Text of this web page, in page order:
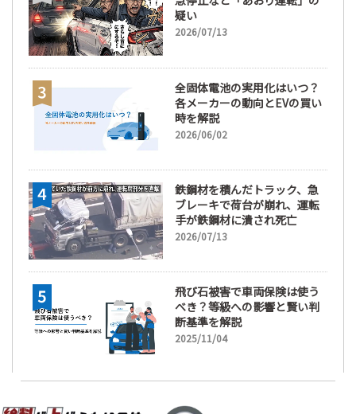
疑い
2026/07/13
全固体電池の実用化はいつ？
各メーカーの動向とEVの買い
時を解説
2026/06/02
鉄鋼材を積んだトラック、急
ブレーキで荷台が崩れ、運転
手が鉄鋼材に潰され死亡
2026/07/13
飛び石被害で車両保険は使う
べき？等級への影響と賢い判
断基準を解説
2025/11/04